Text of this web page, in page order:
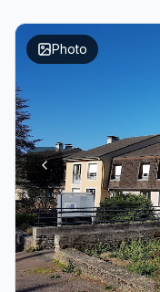
Photo